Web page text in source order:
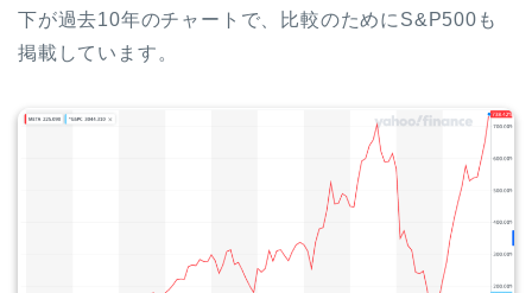
下が過去10年のチャートで、比較のためにS&P500も
掲載しています。